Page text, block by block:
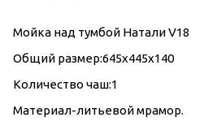
Мойка над тумбой Натали V18
Общий размер:645х445х140
Количество чаш:1
Материал-литьевой мрамор.